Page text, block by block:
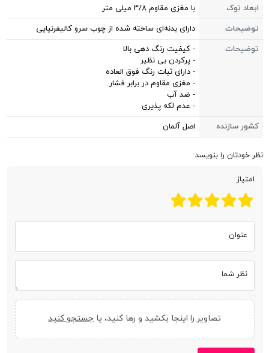
ابعاد نوک
با مغزی مقاوم ۳/۸ میلی متر
توضیحات
دارای بدنه‌ای ساخته شده از چوب سرو کالیفرنیایی
توضیحات
- کیفیت رنگ دهی بالا
- پرکردن بی نظیر
- دارای ثبات رنگ فوق العاده
- مغزی مقاوم در برابر فشار
- ضد آب
- عدم لکه پذیری
کشور سازنده
اصل آلمان
نظر خودتان را بنویسد
امتیاز
عنوان
نظر شما
تصاویر را اینجا بکشید و رها کنید، یا جستجو کنید